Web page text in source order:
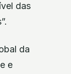
das
da
e